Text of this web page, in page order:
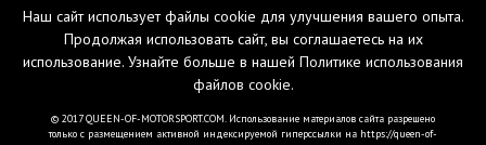
Наш сайт использует файлы cookie для улучшения вашего опыта.
Продолжая использовать сайт, вы соглашаетесь на их
использование. Узнайте больше в нашей Политике использования
файлов cookie.
© 2017 QUEEN-OF-MOTORSPORT.COM. Использование материалов сайта разрешено
только с размещением активной индексируемой гиперссылки на https://queen-of-